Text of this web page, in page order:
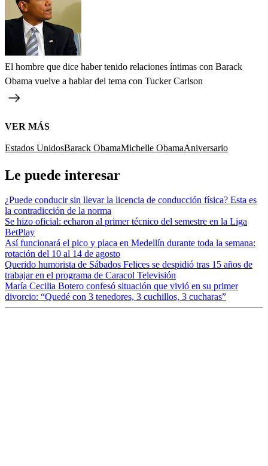
El hombre que dice haber tenido relaciones íntimas con Barack
Obama vuelve a hablar del tema con Tucker Carlson
VER MÁS
Estados UnidosBarack ObamaMichelle ObamaAniversario
Le puede interesar
¿Puede conducir sin llevar la licencia de conducción física? Esta es
la contradicción de la norma
Se hizo oficial: echaron al primer técnico del semestre en la Liga
BetPlay
Así funcionará el pico y placa en Medellín durante toda la semana:
rotación del 10 al 14 de agosto
Querido humorista de Sábados Felices se despidió tras 15 años de
trabajar en el programa de Caracol Televisión
María Cecilia Botero confesó situación que vivió en su primer
divorcio: “Quedé con 3 tenedores, 3 cuchillos, 3 cucharas”